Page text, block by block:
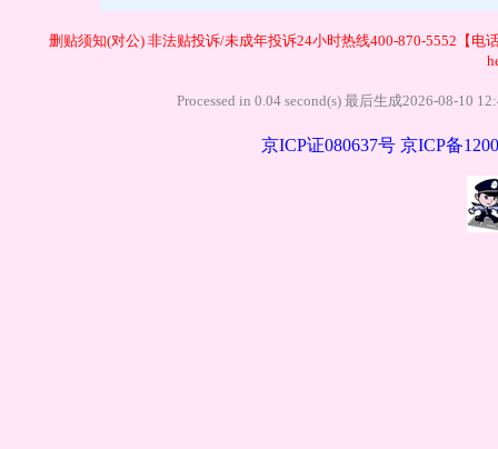
删贴须知(对公)非法贴投诉/未成年投诉24小时热线400-870-5552【电
Processed in 0.04 second(s) 最后生成2026-08-10
京ICP证080637号 京ICP备